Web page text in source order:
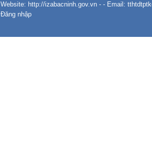
Website: http://izabacninh.gov.vn - - Email:
Đăng nhập